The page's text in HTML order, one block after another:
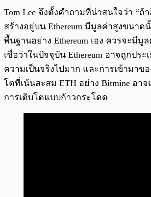
Tom Lee จึงตั้งคำถามที่น่าสนใจว่า “
สร้างอยู่บน Ethereum มีมูลค่าสูงขนาด
พื้นฐานอย่าง Ethereum เอง ควรจะมีมูล
เชื่อว่าในปัจจุบัน Ethereum อาจถูกประ
ความเป็นจริงไปมาก และการเข้ามาข
โตที่เน้นสะสม ETH อย่าง Bitmine อา
การเติบโตแบบก้าวกระโดด